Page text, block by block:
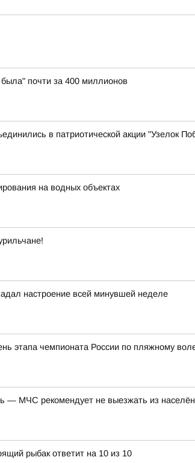
почти за 400 миллионов
в патриотической акции "Узелок
на водных объектах
настроение всей минувшей неделе
этапа чемпионата России по пляжному
— МЧС рекомендует не выезжать из
рыбак ответит на 10 из 10